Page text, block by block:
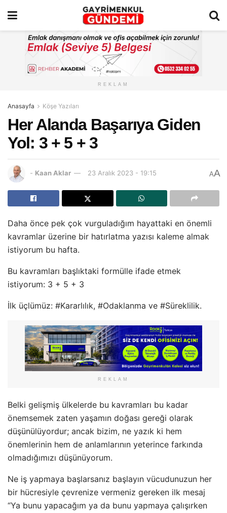
REKLAM
Anasayfa Köşe Yazıları
Her Alanda Başarıya Giden
Yol: 3 + 5 + 3
- Kaan Aklar 23 Aralık 2023 - 19:15 AA
Daha önce pek çok vurguladığım hayattaki en önemli
kavramlar üzerine bir hatırlatma yazısı kaleme almak
istiyorum bu hafta.
Bu kavramları başlıktaki formülle ifade etmek
istiyorum: 3 + 5 + 3
İlk üçlümüz: #Kararlılık, #Odaklanma ve #Süreklilik.
REKLAM
Belki gelişmiş ülkelerde bu kavramları bu kadar
önemsemek zaten yaşamın doğası gereği olarak
düşünülüyordur; ancak bizim, ne yazık ki hem
önemlerinin hem de anlamlarının yeterince farkında
olmadığımızı düşünüyorum.
Ne iş yapmaya başlarsanız başlayın vücudunuzun her
bir hücresiyle çevrenize vermeniz gereken ilk mesaj
“Ya bunu yapacağım ya da bunu yapmaya çalışırken